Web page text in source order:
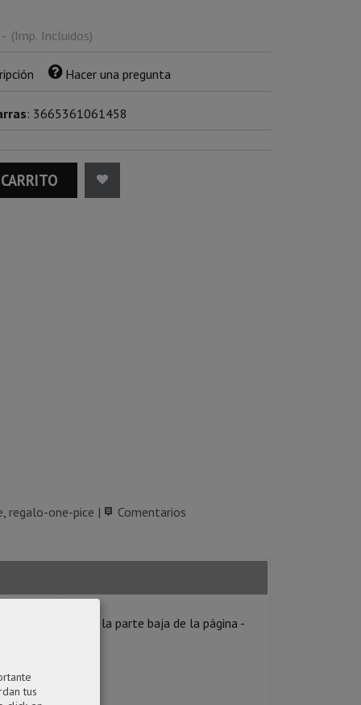
- (Imp. Incluidos)
Hacer una pregunta
: 3665361061458
regalo-one-pice | Comentarios
con diseño en la parte baja de la página -
tus